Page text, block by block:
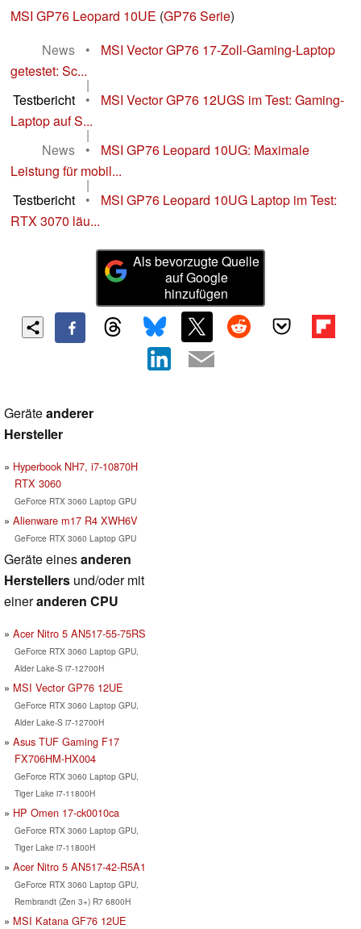
MSI GP76 Leopard 10UE (GP76 Serie)
News
•
MSI Vector GP76 17-Zoll-Gaming-Laptop
getestet: Sc...
|
Testbericht
•
MSI Vector GP76 12UGS im Test: Gaming-
Laptop auf S...
|
News
•
MSI GP76 Leopard 10UG: Maximale
Leistung für mobil...
|
Testbericht
•
MSI GP76 Leopard 10UG Laptop im Test:
RTX 3070 läu...
Als bevorzugte Quelle
auf Google
hinzufügen
Geräteanderer
Hersteller
Hyperbook NH7, i7-10870H
RTX 3060
GeForce RTX 3060 Laptop GPU
Alienware m17 R4 XWH6V
GeForce RTX 3060 Laptop GPU
Geräte einesanderen
Herstellers und/oder mit
eineranderen CPU
Acer Nitro 5 AN517-55-75RS
GeForce RTX 3060 Laptop GPU,
Alder Lake-S i7-12700H
MSI Vector GP76 12UE
GeForce RTX 3060 Laptop GPU,
Alder Lake-S i7-12700H
Asus TUF Gaming F17
FX706HM-HX004
GeForce RTX 3060 Laptop GPU,
Tiger Lake i7-11800H
HP Omen 17-ck0010ca
GeForce RTX 3060 Laptop GPU,
Tiger Lake i7-11800H
Acer Nitro 5 AN517-42-R5A1
GeForce RTX 3060 Laptop GPU,
Rembrandt (Zen 3+) R7 6800H
MSI Katana GF76 12UE